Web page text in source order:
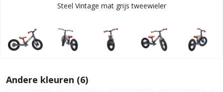
Steel Vintage mat grijs tweewieler
Andere kleuren (6)